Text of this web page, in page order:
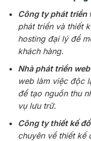
Công ty phát triển
phát triển và thiết
hosting đại lý để
khách hàng.
Nhà phát triển
web làm việc độc
để tạo nguồn thu
vụ lưu trữ.
Công ty thiết kế
chuyên về thiết kế